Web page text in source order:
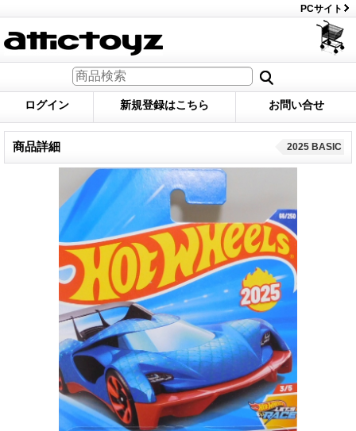
PCサイト
ログイン 新規登録はこちら お問い合せ
商品詳細 2025 BASIC